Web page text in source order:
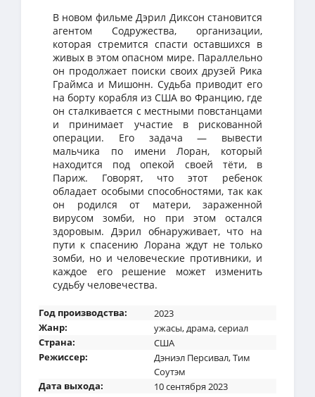
В новом фильме Дэрил Диксон становится
агентом Содружества, организации,
которая стремится спасти оставшихся в
живых в этом опасном мире. Параллельно
он продолжает поиски своих друзей Рика
Граймса и Мишонн. Судьба приводит его
на борту корабля из США во Францию, где
он сталкивается с местными повстанцами
и принимает участие в рискованной
операции. Его задача — вывести
мальчика по имени Лоран, который
находится под опекой своей тёти, в
Париж. Говорят, что этот ребенок
обладает особыми способностями, так как
он родился от матери, зараженной
вирусом зомби, но при этом остался
здоровым. Дэрил обнаруживает, что на
пути к спасению Лорана ждут не только
зомби, но и человеческие противники, и
каждое его решение может изменить
судьбу человечества.
Год производства:
2023
Жанр:
ужасы,драма,сериал
Страна:
США
Режиссер:
Дэниэл Персивал,Тим
Соутэм
Дата выхода:
10 сентября 2023